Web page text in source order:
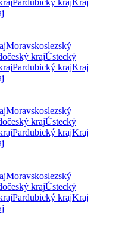
Pardubický krajKraj
Moravskoslezský
krajÚstecký
Pardubický krajKraj
Moravskoslezský
krajÚstecký
Pardubický krajKraj
Moravskoslezský
krajÚstecký
Pardubický krajKraj